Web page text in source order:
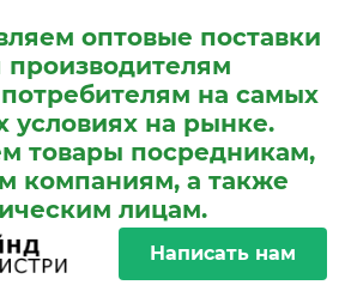
оптовые поставки
производителям
на самых
условиях на рынке.
товары посредникам,
компаниям, а также
лицам.
Написать нам